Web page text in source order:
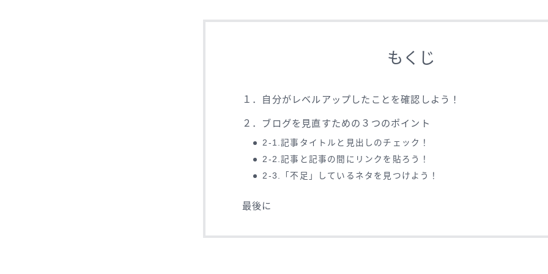
もくじ
１．自分がレベルアップしたことを確認しよう！
２．ブログを見直すための３つのポイント
2-1.記事タイトルと見出しのチェック！
2-2.記事と記事の間にリンクを貼ろう！
2-3.「不足」しているネタを見つけよう！
最後に